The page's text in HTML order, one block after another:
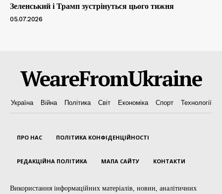
Зеленський і Трамп зустрінуться цього тижня
05.07.2026
WeareFromUkraine
Україна Війна Політика Світ Економіка Спорт Технології
ПРО НАС ПОЛІТИКА КОНФІДЕНЦІЙНОСТІ
РЕДАКЦІЙНА ПОЛІТИКА МАПА САЙТУ КОНТАКТИ
Використання інформаційних матеріалів, новин, аналітичних